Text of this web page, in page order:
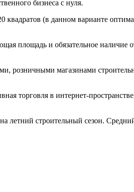
бизнеса с нуля.
квадратов (в данном варианте
площадь и обязательное
розничными магазинами
торговля в интернет-
летний строительный сезон.